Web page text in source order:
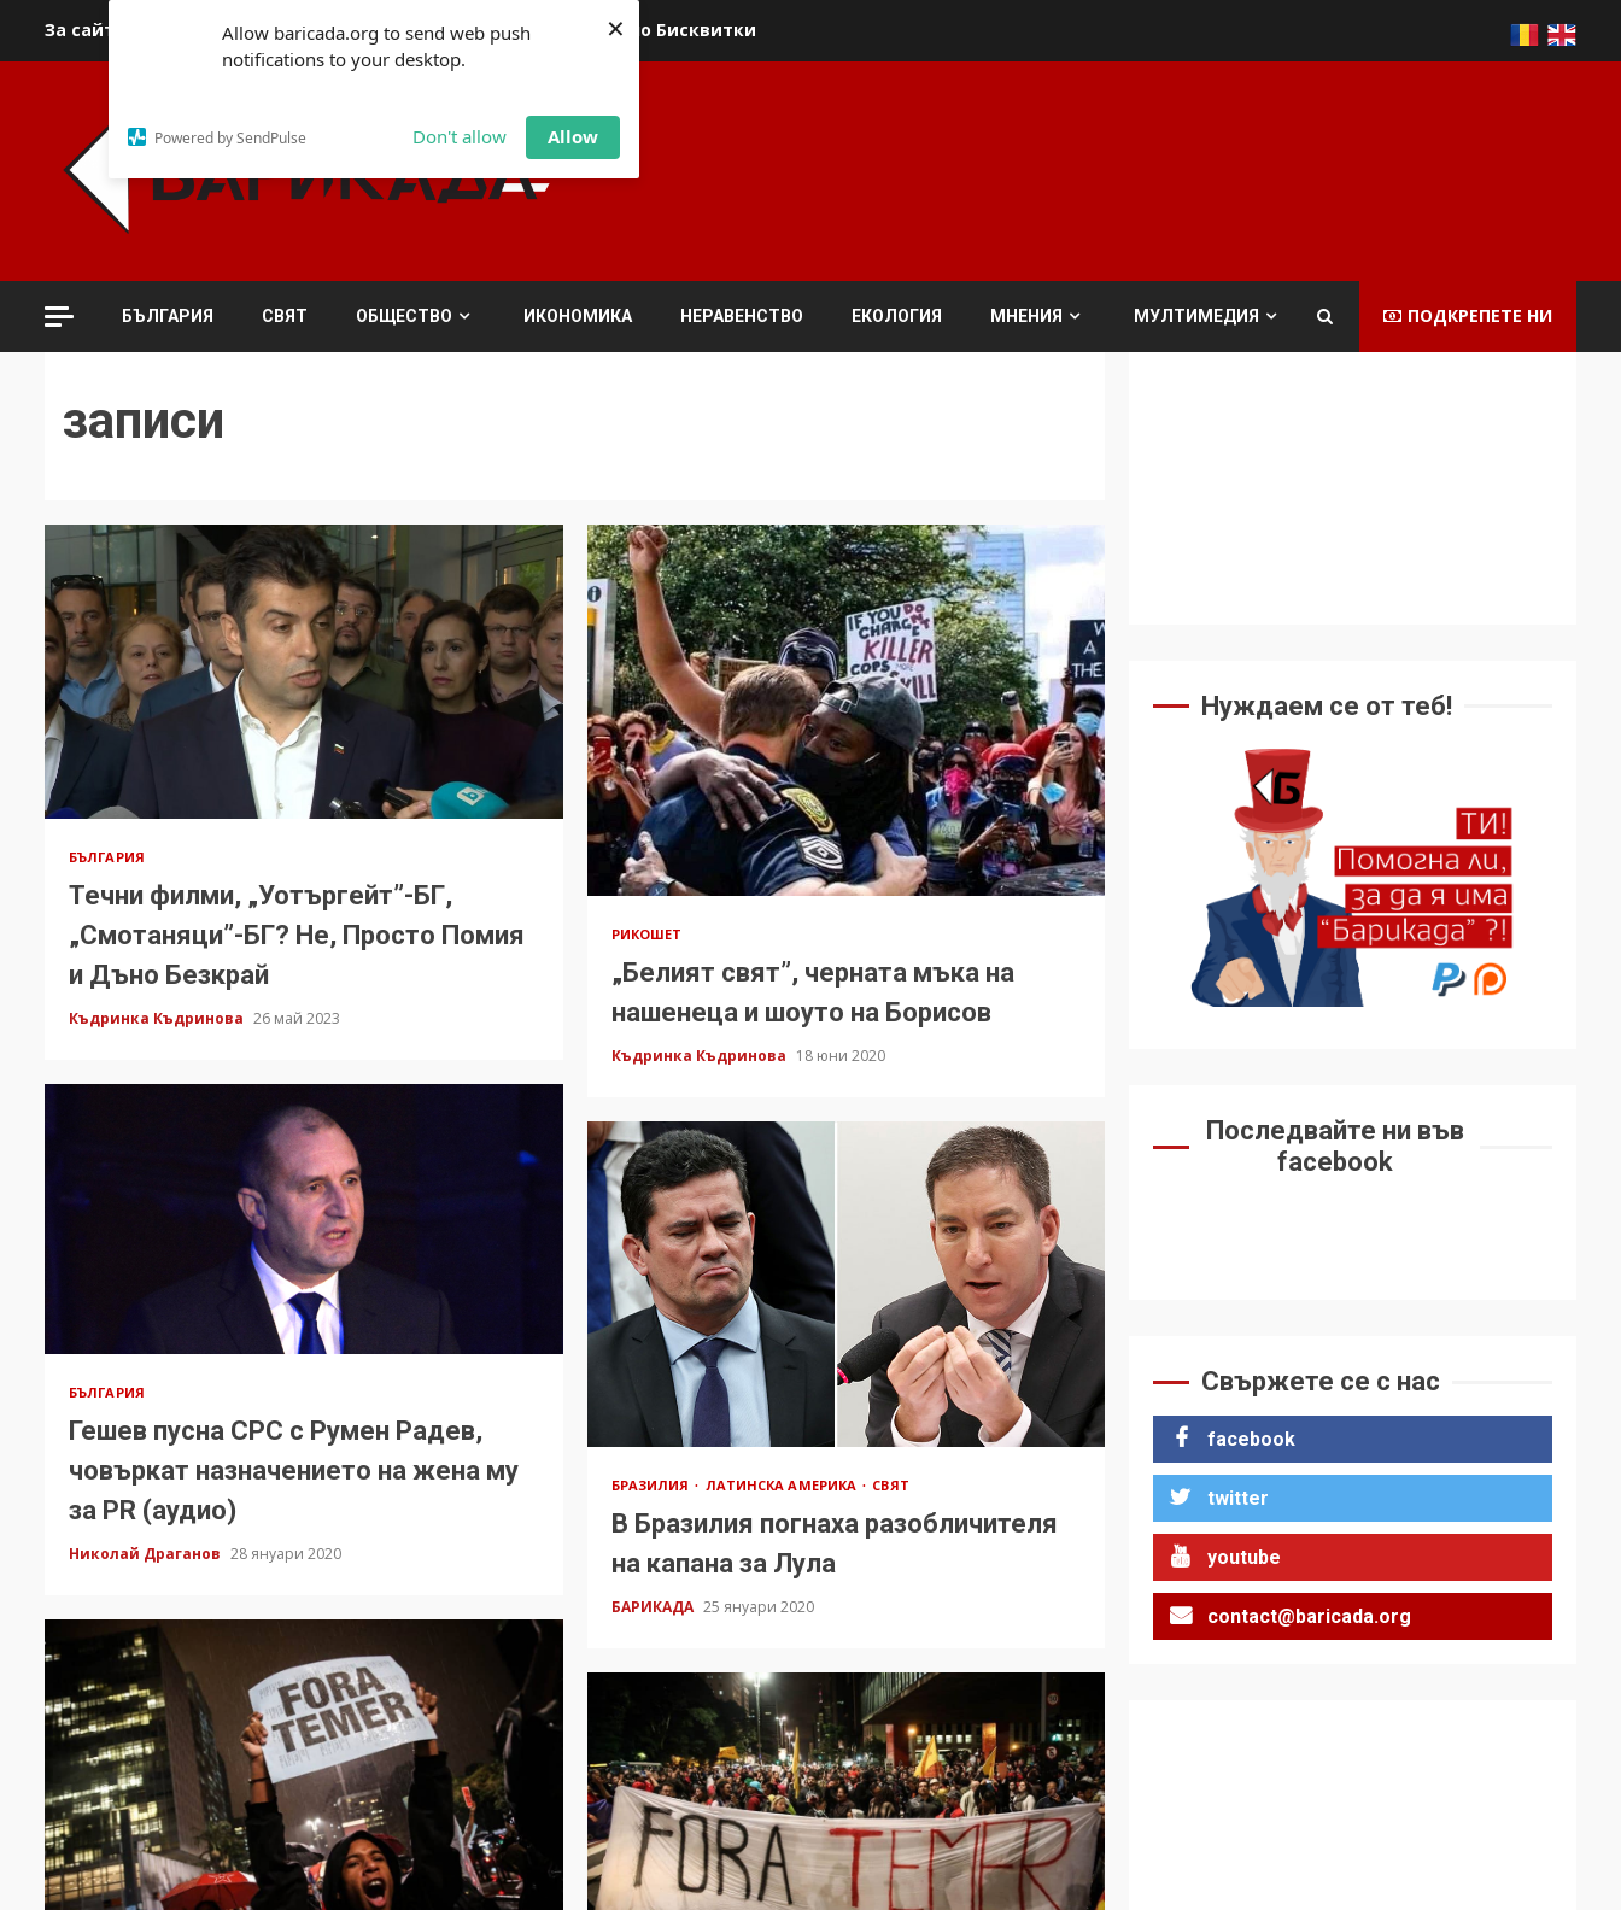
Allow baricada.org to send web push
notifications to your desktop.
Powered by SendPulse Don't allow Allow
×
За сайта За контакти За реклама Политика относно Бисквитки
БЪЛГАРИЯ СВЯТ ОБЩЕСТВО ИКОНОМИКА НЕРАВЕНСТВО ЕКОЛОГИЯ МНЕНИЯ МУЛТИМЕДИЯ ПОДКРЕПЕТЕ НИ
записи
БЪЛГАРИЯ
Течни филми, „Уотъргейт”-БГ,
„Смотаняци”-БГ? Не, Просто Помия
и Дъно Безкрай
Къдринка Къдринова 26 май 2023
РИКОШЕТ
„Белият свят”, черната мъка на
нашенеца и шоуто на Борисов
Къдринка Къдринова 18 юни 2020
БЪЛГАРИЯ
Гешев пусна СРС с Румен Радев,
човъркат назначението на жена му
за PR (аудио)
Николай Драганов 28 януари 2020
БРАЗИЛИЯ ЛАТИНСКА АМЕРИКА СВЯТ
В Бразилия погнаха разобличителя
на капана за Лула
БАРИКАДА 25 януари 2020
Нуждаем се от теб!
Последвайте ни във
facebook
Свържете се с нас
facebook
twitter
youtube
contact@baricada.org